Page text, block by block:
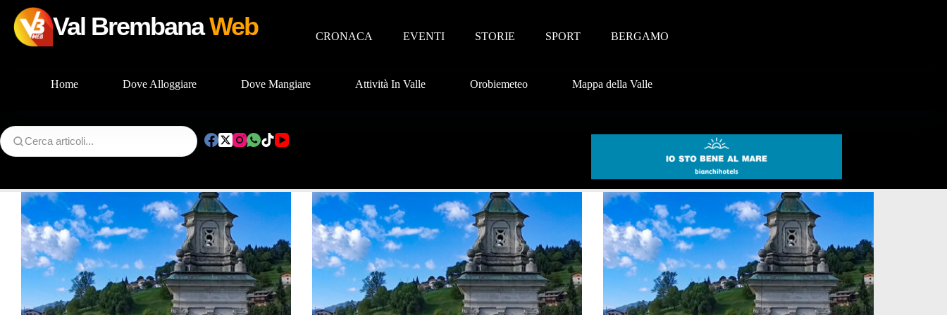
Val BrembanaWeb CRONACA EVENTI STORIE SPORT BERGAMO
Home Dove Alloggiare Dove Mangiare Attività In Valle Orobiemeteo Mappa della Valle
TagSanta Croce